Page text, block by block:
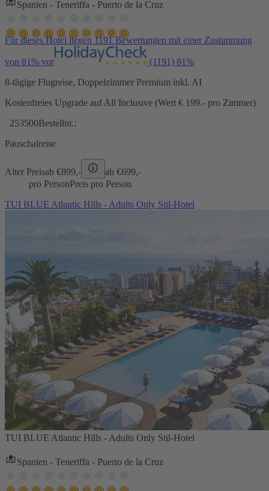
Spanien - Teneriffa - Puerto de la Cruz
Für dieses Hotel liegen 1191 Bewertungen mit einer Zustimmung
von 81% vor (1191) 81%
8-tägige Flugreise, Doppelzimmer Premium inkl. AI
Kostenfreies Upgrade auf All Inclusive (Wert € 199.- pro Zimmer)
253500Bestellnr.:
Pauschalreise
Alter Preisab €899,- ab €699,-
pro PersonPreis pro Person
TUI BLUE Atlantic Hills - Adults Only Stil-Hotel
TUI BLUE Atlantic Hills - Adults Only Stil-Hotel
Spanien - Teneriffa - Puerto de la Cruz